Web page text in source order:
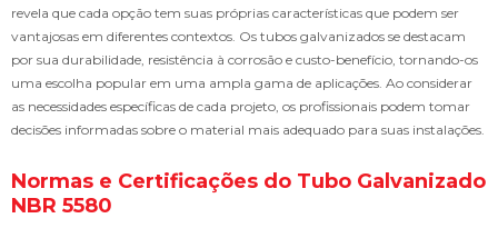
revela que cada opção tem suas próprias características que podem ser
vantajosas em diferentes contextos. Os tubos galvanizados se destacam
por sua durabilidade, resistência à corrosão e custo-benefício, tornando-os
uma escolha popular em uma ampla gama de aplicações. Ao considerar
as necessidades específicas de cada projeto, os profissionais podem tomar
decisões informadas sobre o material mais adequado para suas instalações.
Normas e Certificações do Tubo Galvanizado
NBR 5580